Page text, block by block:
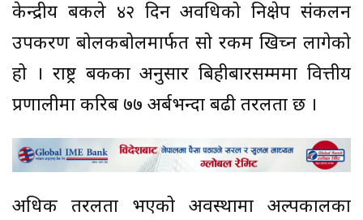
केन्द्रीय बैंकले ४२ दिन अवधिको निक्षेप संकलन
उपकरण बोलकबोलमार्फत सो रकम खिच्न लागेको
हो । राष्ट्र बैंकका अनुसार बिहीबारसम्ममा वित्तीय
प्रणालीमा करिब ७७ अर्बभन्दा बढी तरलता छ ।
अधिक तरलता भएको अवस्थामा अल्पकालका